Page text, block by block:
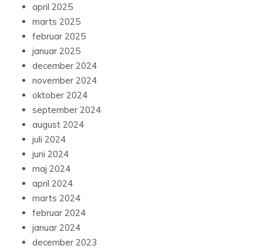
april 2025
marts 2025
februar 2025
januar 2025
december 2024
november 2024
oktober 2024
september 2024
august 2024
juli 2024
juni 2024
maj 2024
april 2024
marts 2024
februar 2024
januar 2024
december 2023